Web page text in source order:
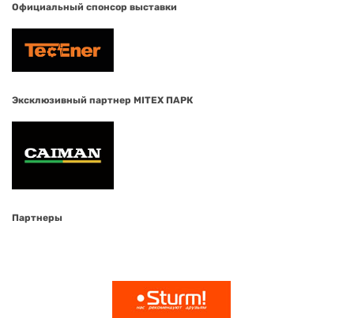
Официальный спонсор выставки
Эксклюзивный партнер MITEX ПАРК
Партнеры